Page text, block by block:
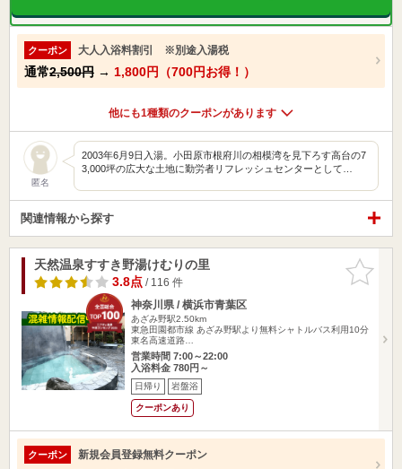
クーポン 大人入浴料割引 ※別途入湯税
通常2,500円 → 1,800円（700円お得！）
他にも1種類のクーポンがあります
匿名
2003年6月9日入湯。小田原市根府川の相模湾を見下ろす高台の7
3,000坪の広大な土地に勤労者リフレッシュセンターとして…
関連情報から探す
お気に入
りに追加
天然温泉すすき野湯けむりの里
3.8点/ 116 件
神奈川県 / 横浜市青葉区
あざみ野駅2.50km
東急田園都市線 あざみ野駅より無料シャトルバス利用10分
東名高速道路…
営業時間 7:00～22:00
入浴料金 780円～
日帰り 岩盤浴
クーポンあり
クーポン 新規会員登録無料クーポン